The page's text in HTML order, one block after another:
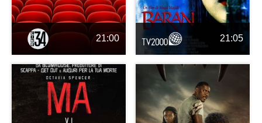
21:00 21:05